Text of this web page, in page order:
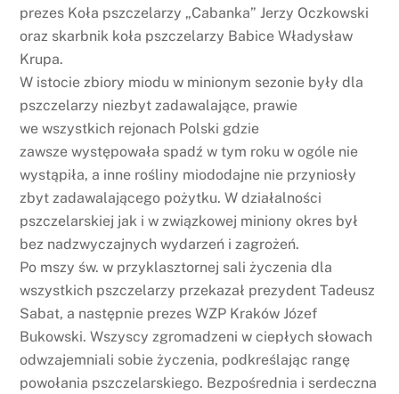
prezes Koła pszczelarzy „Cabanka” Jerzy Oczkowski
oraz skarbnik koła pszczelarzy Babice Władysław
Krupa.
W istocie zbiory miodu w minionym sezonie były dla
pszczelarzy niezbyt zadawalające, prawie
we wszystkich rejonach Polski gdzie
zawsze występowała spadź w tym roku w ogóle nie
wystąpiła, a inne rośliny miododajne nie przyniosły
zbyt zadawalającego pożytku. W działalności
pszczelarskiej jak i w związkowej miniony okres był
bez nadzwyczajnych wydarzeń i zagrożeń.
Po mszy św. w przyklasztornej sali życzenia dla
wszystkich pszczelarzy przekazał prezydent Tadeusz
Sabat, a następnie prezes WZP Kraków Józef
Bukowski. Wszyscy zgromadzeni w ciepłych słowach
odwzajemniali sobie życzenia, podkreślając rangę
powołania pszczelarskiego. Bezpośrednia i serdeczna